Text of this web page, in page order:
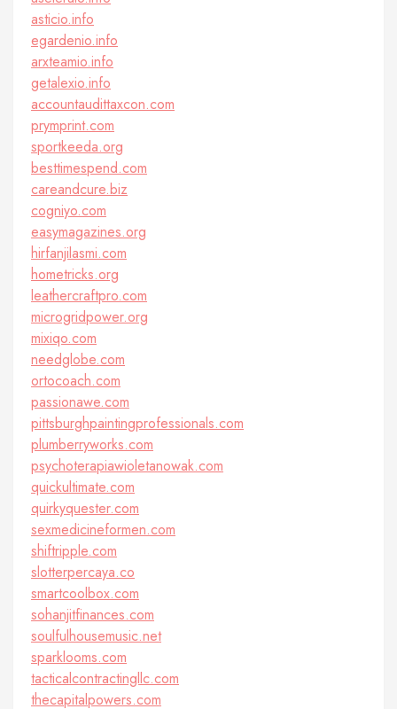
asticio.info
egardenio.info
arxteamio.info
getalexio.info
accountaudittaxcon.com
prymprint.com
sportkeeda.org
besttimespend.com
careandcure.biz
cogniyo.com
easymagazines.org
hirfanjilasmi.com
hometricks.org
leathercraftpro.com
microgridpower.org
mixiqo.com
needglobe.com
ortocoach.com
passionawe.com
pittsburghpaintingprofessionals.com
plumberryworks.com
psychoterapiawioletanowak.com
quickultimate.com
quirkyquester.com
sexmedicineformen.com
shiftripple.com
slotterpercaya.co
smartcoolbox.com
sohanjitfinances.com
soulfulhousemusic.net
sparklooms.com
tacticalcontractingllc.com
thecapitalpowers.com